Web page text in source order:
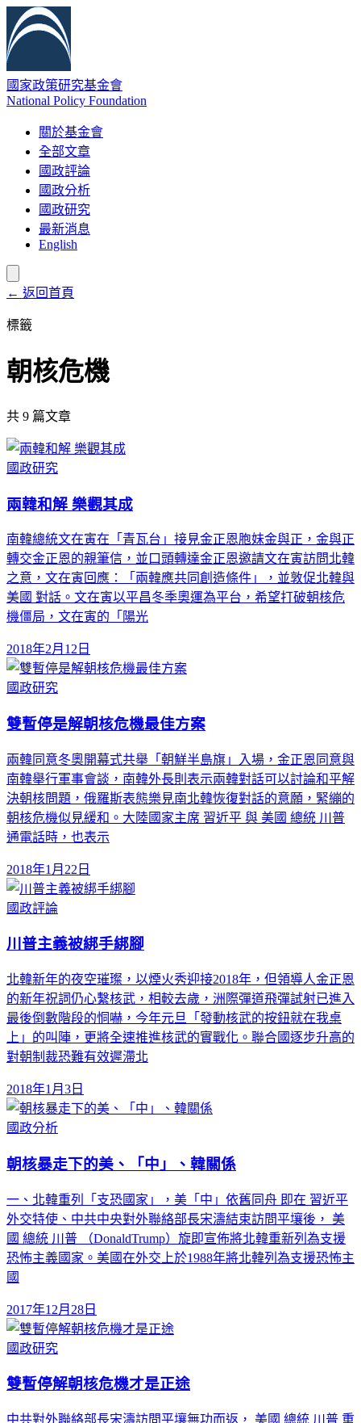
國家政策研究基金會
National Policy Foundation
關於基金會
全部文章
國政評論
國政分析
國政研究
最新消息
English
← 返回首頁
標籤
朝核危機
共 9 篇文章
國政研究
兩韓和解 樂觀其成
南韓總統文在寅在「青瓦台」接見金正恩胞妹金與正，金與正
轉交金正恩的親筆信，並口頭轉達金正恩邀請文在寅訪問北韓
之意，文在寅回應：「兩韓應共同創造條件」，並敦促北韓與
美國 對話。文在寅以平昌冬季奧運為平台，希望打破朝核危
機僵局，文在寅的「陽光
2018年2月12日
國政研究
雙暫停是解朝核危機最佳方案
兩韓同意冬奧開幕式共舉「朝鮮半島旗」入場，金正恩同意與
南韓舉行軍事會談，南韓外長則表示兩韓對話可以討論和平解
決朝核問題，俄羅斯表態樂見南北韓恢復對話的意願，緊繃的
朝核危機似見緩和。大陸國家主席 習近平 與 美國 總統 川普
通電話時，也表示
2018年1月22日
國政評論
川普主義被綁手綁腳
北韓新年的夜空璀璨，以煙火秀迎接2018年，但領導人金正恩
的新年祝詞仍心繫核武，相較去歲，洲際彈道飛彈試射已進入
最後倒數階段的恫嚇，今年元旦「發動核武的按鈕就在我桌
上」的叫陣，更將全速推進核武的實戰化。聯合國逐步升高的
對朝制裁恐難有效遲滯北
2018年1月3日
國政分析
朝核暴走下的美、「中」、韓關係
一、北韓重列「支恐國家」，美「中」依舊同舟 即在 習近平
外交特使、中共中央對外聯絡部長宋濤結束訪問平壤後， 美
國 總統 川普 （DonaldTrump）旋即宣佈將北韓重新列為支援
恐怖主義國家。美國在外交上於1988年將北韓列為支援恐怖主
國
2017年12月28日
國政研究
雙暫停解朝核危機才是正途
中共對外聯絡部長宋濤訪問平壤無功而返， 美國 總統 川普 重